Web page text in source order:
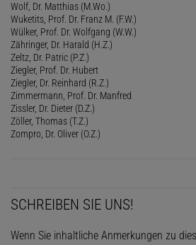
Wolf, Dr. Matthias (M.Wo.)
Wuketits, Prof. Dr. Franz M. (F.W.)
Wülker, Prof. Dr. Wolfgang (W.W.)
Zähringer, Dr. Harald (H.Z.)
Zeltz, Dr. Patric (P.Z.)
Ziegler, Prof. Dr. Hubert
Ziegler, Dr. Reinhard (R.Z.)
Zimmermann, Prof. Dr. Manfred
Zissler, Dr. Dieter (D.Z.)
Zöller, Thomas (T.Z.)
Zompro, Dr. Oliver (O.Z.)
SCHREIBEN SIE UNS!
Wenn Sie inhaltliche Anmerkungen zu